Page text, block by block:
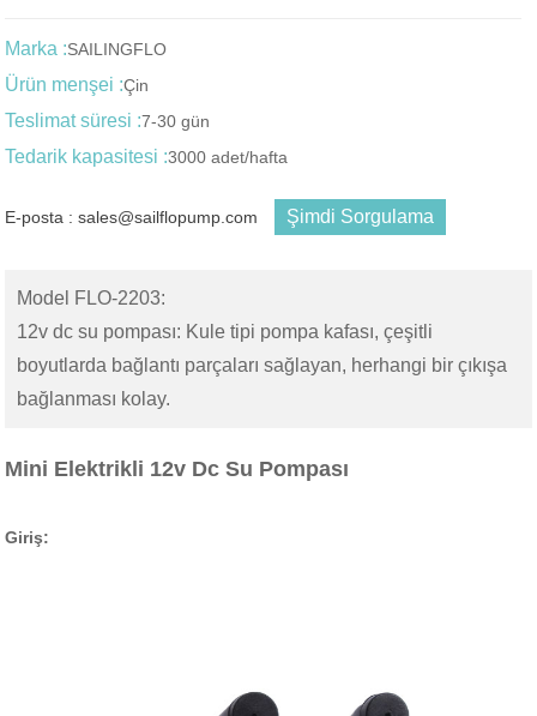
Marka :SAILINGFLO
Ürün menşei :Çin
Teslimat süresi :7-30 gün
Tedarik kapasitesi :3000 adet/hafta
E-posta : sales@sailflopump.com Şimdi Sorgulama
Model FLO-2203:
12v dc su pompası: Kule tipi pompa kafası, çeşitli
boyutlarda bağlantı parçaları sağlayan, herhangi bir çıkışa
bağlanması kolay.
Mini Elektrikli 12v Dc Su Pompası
Giriş: